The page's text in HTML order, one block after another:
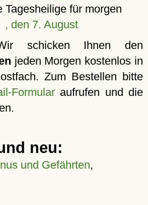
Tagesheilige für morgen
, den 7. August
schicken Ihnen den
jeden Morgen kostenlos in
Zum Bestellen bitte
Formular aufrufen und die
neu:
und Gefährten,